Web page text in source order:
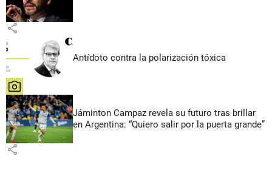
share
Antídoto contra la polarización tóxica
share
Jáminton Campaz revela su futuro tras brillar
en Argentina: “Quiero salir por la puerta grande”
share